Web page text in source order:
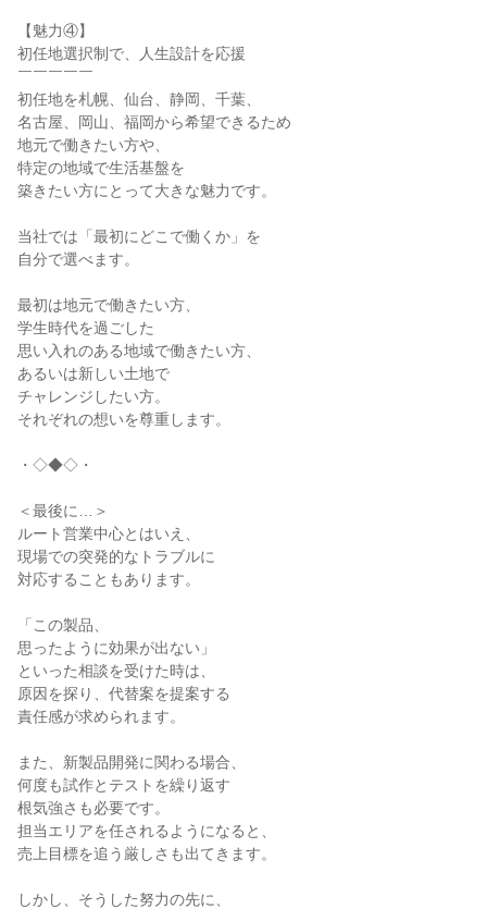
【魅力④】
初任地選択制で、人生設計を応援
￣￣￣￣￣
初任地を札幌、仙台、静岡、千葉、
名古屋、岡山、福岡から希望できるため
地元で働きたい方や、
特定の地域で生活基盤を
築きたい方にとって大きな魅力です。
当社では「最初にどこで働くか」を
自分で選べます。
最初は地元で働きたい方、
学生時代を過ごした
思い入れのある地域で働きたい方、
あるいは新しい土地で
チャレンジしたい方。
それぞれの想いを尊重します。
・◇◆◇・
＜最後に…＞
ルート営業中心とはいえ、
現場での突発的なトラブルに
対応することもあります。
「この製品、
思ったように効果が出ない」
といった相談を受けた時は、
原因を探り、代替案を提案する
責任感が求められます。
また、新製品開発に関わる場合、
何度も試作とテストを繰り返す
根気強さも必要です。
担当エリアを任されるようになると、
売上目標を追う厳しさも出てきます。
しかし、そうした努力の先に、